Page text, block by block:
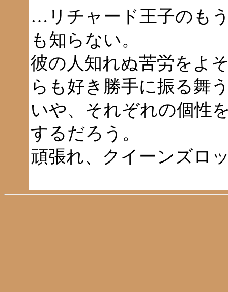
…リチャード王子のも
も知らない。
彼の人知れぬ苦労をよ
らも好き勝手に振る舞
いや、それぞれの個性
するだろう。
頑張れ、クイーンズロ